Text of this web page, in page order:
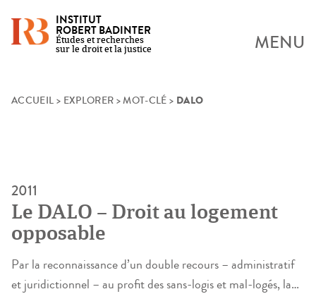
Skip
INSTITUT
ROBERT BADINTER
Études et recherches
sur le droit et la justice
MENU
ACCUEIL > EXPLORER >MOT-CLÉ > DALO
2011
Le DALO – Droit au logement
opposable
Par la reconnaissance d’un double recours – administratif
et juridictionnel – au profit des sans-logis et mal-logés, la